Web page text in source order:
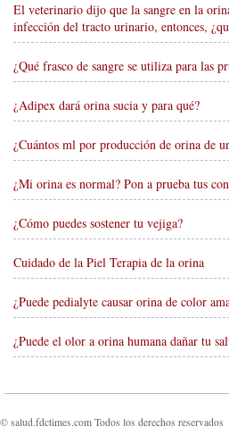
El veterinario dijo que la sangre en la
infección del tracto urinario, entonces,
¿Qué frasco de sangre se utiliza para las
¿Adipex dará orina sucia y para qué?
¿Cuántos ml por producción de orina de
¿Mi orina es normal? Pon a prueba tus
¿Cómo puedes sostener tu vejiga?
Cuidado de la Piel Terapia de la orina
¿Puede pedialyte causar orina de color
¿Puede el olor a orina humana dañar tu
© salud.fdctimes.com Todos los derechos reservados